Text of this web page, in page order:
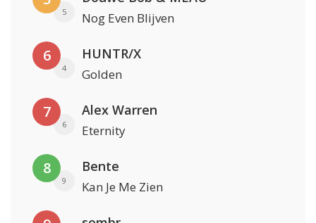
5 Nog Even Blijven
6
4
HUNTR/X
Golden
7
6
Alex Warren
Eternity
8
9
Bente
Kan Je Me Zien